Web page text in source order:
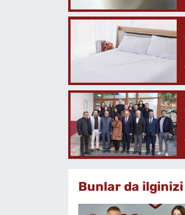
Bunlar da